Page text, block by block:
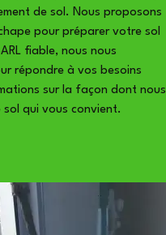
de sol. Nous proposons
pour préparer votre sol
fiable, nous nous
répondre à vos besoins
sur la façon dont nous
qui vous convient.